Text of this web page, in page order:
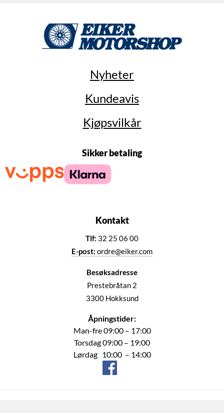
Nyheter
Kundeavis
Kjøpsvilkår
Sikker betaling
Kontakt
Tlf: 32 25 06 00
E-post: ordre@eiker.com
Besøksadresse
Prestebråtan 2
3300 Hokksund
Åpningstider:
Man-fre 09:00 – 17:00
Torsdag 09:00 – 19:00
Lørdag 10:00 – 14:00